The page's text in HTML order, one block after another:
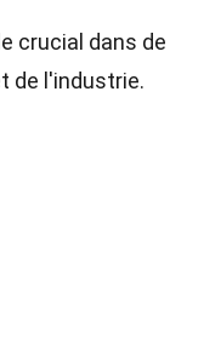
crucial dans de
de l'industrie.